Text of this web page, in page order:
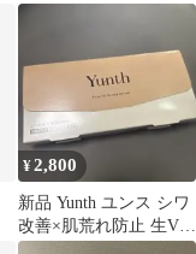
120ml
¥2,800
新品 Yunth ユンス シワ
改善×肌荒れ防止 生VA
ダーマ美容液 レチノー